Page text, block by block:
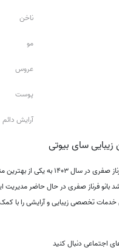
زیبایی سای بیوتی
سالن زیبایی فرناز صفری در سال
بانو فرناز صفری در حال حاضر مدیریت
تخصصی زیبایی و آرایشی را با کمک
اجتماعی دنبال کنید
ناخن
مو
عروس
پوست
آرایش دائم